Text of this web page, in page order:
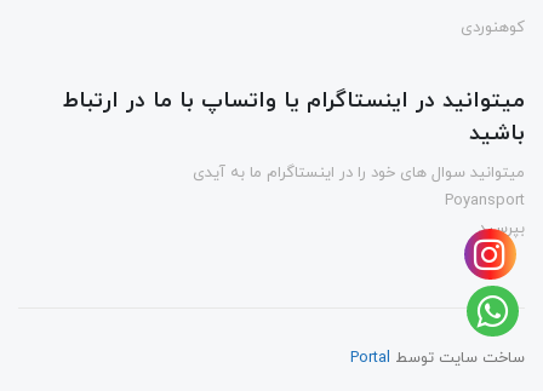
کوهنوردی
میتوانید در اینستاگرام یا واتساپ با ما در ارتباط
باشید
میتوانید سوال های خود را در اینستاگرام ما به آیدی
Poyansport
بپرسید
ساخت سایت توسط Portal